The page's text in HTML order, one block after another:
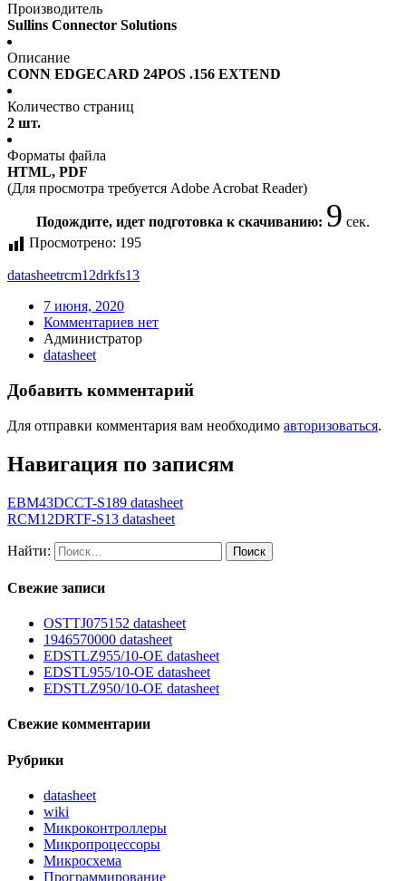
Производитель
Sullins Connector Solutions
Описание
CONN EDGECARD 24POS .156 EXTEND
Количество страниц
2 шт.
Форматы файла
HTML, PDF
(Для просмотра требуется Adobe Acrobat Reader)
Подождите, идет подготовка к скачиванию: 9 сек.
Просмотрено: 195
datasheetrcm12drkfs13
7 июня, 2020
Комментариев нет
Администратор
datasheet
Добавить комментарий
Для отправки комментария вам необходимо авторизоваться.
Навигация по записям
EBM43DCCT-S189 datasheet
RCM12DRTF-S13 datasheet
Найти:
Свежие записи
OSTTJ075152 datasheet
1946570000 datasheet
EDSTLZ955/10-OE datasheet
EDSTL955/10-OE datasheet
EDSTLZ950/10-OE datasheet
Свежие комментарии
Рубрики
datasheet
wiki
Микроконтроллеры
Микропроцессоры
Микросхема
Программирование